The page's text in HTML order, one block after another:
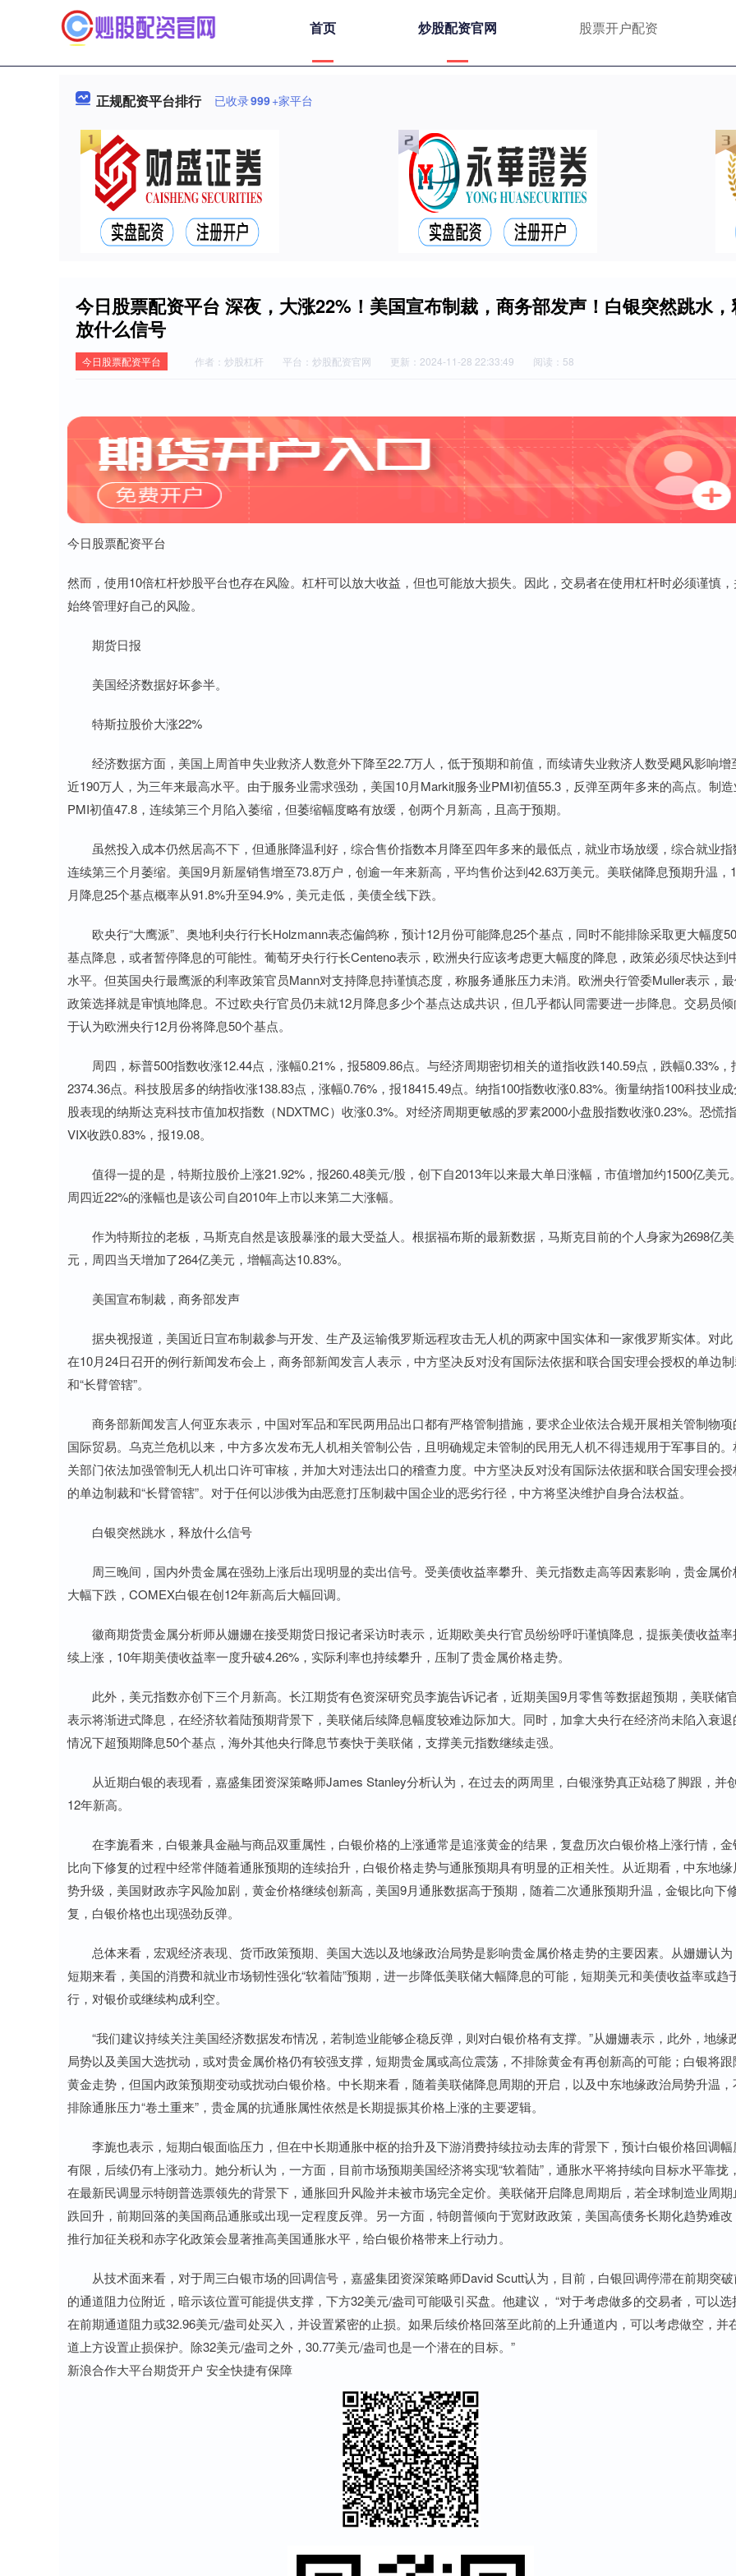
首页 炒股配资官网 股票开户配资
正规配资平台排行 已收录999+家平台
今日股票配资平台 深夜，大涨22%！美国宣布制裁，商务部发声！白银突然跳水，
放什么信号
今日股票配资平台 作者：炒股杠杆 平台：炒股配资官网 更新：2024-11-28 22:33:49 阅读：58
今日股票配资平台
然而，使用10倍杠杆炒股平台也存在风险。杠杆可以放大收益，但也可能放大损失。因此，交易者在使用杠杆时必须谨慎
始终管理好自己的风险。
期货日报
美国经济数据好坏参半。
特斯拉股价大涨22%
经济数据方面，美国上周首申失业救济人数意外下降至22.7万人，低于预期和前值，而续请失业救济人数受飓风影响增
近190万人，为三年来最高水平。由于服务业需求强劲，美国10月Markit服务业PMI初值55.3，反弹至两年多来的高点。制造
PMI初值47.8，连续第三个月陷入萎缩，但萎缩幅度略有放缓，创两个月新高，且高于预期。
虽然投入成本仍然居高不下，但通胀降温利好，综合售价指数本月降至四年多来的最低点，就业市场放缓，综合就业指
连续第三个月萎缩。美国9月新屋销售增至73.8万户，创逾一年来新高，平均售价达到42.63万美元。美联储降息预期升温，
月降息25个基点概率从91.8%升至94.9%，美元走低，美债全线下跌。
欧央行“大鹰派”、奥地利央行行长Holzmann表态偏鸽称，预计12月份可能降息25个基点，同时不能排除采取更大幅度
基点降息，或者暂停降息的可能性。葡萄牙央行行长Centeno表示，欧洲央行应该考虑更大幅度的降息，政策必须尽快达到
水平。但英国央行最鹰派的利率政策官员Mann对支持降息持谨慎态度，称服务通胀压力未消。欧洲央行管委Muller表示，
政策选择就是审慎地降息。不过欧央行官员仍未就12月降息多少个基点达成共识，但几乎都认同需要进一步降息。交易员倾
于认为欧洲央行12月份将降息50个基点。
周四，标普500指数收涨12.44点，涨幅0.21%，报5809.86点。与经济周期密切相关的道指收跌140.59点，跌幅0.33%，
2374.36点。科技股居多的纳指收涨138.83点，涨幅0.76%，报18415.49点。纳指100指数收涨0.83%。衡量纳指100科技业成
股表现的纳斯达克科技市值加权指数（NDXTMC）收涨0.3%。对经济周期更敏感的罗素2000小盘股指数收涨0.23%。恐慌
VIX收跌0.83%，报19.08。
值得一提的是，特斯拉股价上涨21.92%，报260.48美元/股，创下自2013年以来最大单日涨幅，市值增加约1500亿美元。
周四近22%的涨幅也是该公司自2010年上市以来第二大涨幅。
作为特斯拉的老板，马斯克自然是该股暴涨的最大受益人。根据福布斯的最新数据，马斯克目前的个人身家为2698亿美
元，周四当天增加了264亿美元，增幅高达10.83%。
美国宣布制裁，商务部发声
据央视报道，美国近日宣布制裁参与开发、生产及运输俄罗斯远程攻击无人机的两家中国实体和一家俄罗斯实体。对此
在10月24日召开的例行新闻发布会上，商务部新闻发言人表示，中方坚决反对没有国际法依据和联合国安理会授权的单边
和“长臂管辖”。
商务部新闻发言人何亚东表示，中国对军品和军民两用品出口都有严格管制措施，要求企业依法合规开展相关管制物项
国际贸易。乌克兰危机以来，中方多次发布无人机相关管制公告，且明确规定未管制的民用无人机不得违规用于军事目的。
关部门依法加强管制无人机出口许可审核，并加大对违法出口的稽查力度。中方坚决反对没有国际法依据和联合国安理会授
的单边制裁和“长臂管辖”。对于任何以涉俄为由恶意打压制裁中国企业的恶劣行径，中方将坚决维护自身合法权益。
白银突然跳水，释放什么信号
周三晚间，国内外贵金属在强劲上涨后出现明显的卖出信号。受美债收益率攀升、美元指数走高等因素影响，贵金属价
大幅下跌，COMEX白银在创12年新高后大幅回调。
徽商期货贵金属分析师从姗姗在接受期货日报记者采访时表示，近期欧美央行官员纷纷呼吁谨慎降息，提振美债收益率
续上涨，10年期美债收益率一度升破4.26%，实际利率也持续攀升，压制了贵金属价格走势。
此外，美元指数亦创下三个月新高。长江期货有色资深研究员李旎告诉记者，近期美国9月零售等数据超预期，美联储
表示将渐进式降息，在经济软着陆预期背景下，美联储后续降息幅度较难边际加大。同时，加拿大央行在经济尚未陷入衰退
情况下超预期降息50个基点，海外其他央行降息节奏快于美联储，支撑美元指数继续走强。
从近期白银的表现看，嘉盛集团资深策略师James Stanley分析认为，在过去的两周里，白银涨势真正站稳了脚跟，并
12年新高。
在李旎看来，白银兼具金融与商品双重属性，白银价格的上涨通常是追涨黄金的结果，复盘历次白银价格上涨行情，金
比向下修复的过程中经常伴随着通胀预期的连续抬升，白银价格走势与通胀预期具有明显的正相关性。从近期看，中东地缘
势升级，美国财政赤字风险加剧，黄金价格继续创新高，美国9月通胀数据高于预期，随着二次通胀预期升温，金银比向下
复，白银价格也出现强劲反弹。
总体来看，宏观经济表现、货币政策预期、美国大选以及地缘政治局势是影响贵金属价格走势的主要因素。从姗姗认为
短期来看，美国的消费和就业市场韧性强化“软着陆”预期，进一步降低美联储大幅降息的可能，短期美元和美债收益率或趋
行，对银价或继续构成利空。
“我们建议持续关注美国经济数据发布情况，若制造业能够企稳反弹，则对白银价格有支撑。”从姗姗表示，此外，地缘
局势以及美国大选扰动，或对贵金属价格仍有较强支撑，短期贵金属或高位震荡，不排除黄金有再创新高的可能；白银将跟
黄金走势，但国内政策预期变动或扰动白银价格。中长期来看，随着美联储降息周期的开启，以及中东地缘政治局势升温，
排除通胀压力“卷土重来”，贵金属的抗通胀属性依然是长期提振其价格上涨的主要逻辑。
李旎也表示，短期白银面临压力，但在中长期通胀中枢的抬升及下游消费持续拉动去库的背景下，预计白银价格回调幅
有限，后续仍有上涨动力。她分析认为，一方面，目前市场预期美国经济将实现“软着陆”，通胀水平将持续向目标水平靠拢
在最新民调显示特朗普选票领先的背景下，通胀回升风险并未被市场完全定价。美联储开启降息周期后，若全球制造业周期
跌回升，前期回落的美国商品通胀或出现一定程度反弹。另一方面，特朗普倾向于宽财政政策，美国高债务长期化趋势难改
推行加征关税和赤字化政策会显著推高美国通胀水平，给白银价格带来上行动力。
从技术面来看，对于周三白银市场的回调信号，嘉盛集团资深策略师David Scutt认为，目前，白银回调停滞在前期突
的通道阻力位附近，暗示该位置可能提供支撑，下方32美元/盎司可能吸引买盘。他建议， “对于考虑做多的交易者，可以选
在前期通道阻力或32.96美元/盎司处买入，并设置紧密的止损。如果后续价格回落至此前的上升通道内，可以考虑做空，并
道上方设置止损保护。除32美元/盎司之外，30.77美元/盎司也是一个潜在的目标。”
新浪合作大平台期货开户 安全快捷有保障